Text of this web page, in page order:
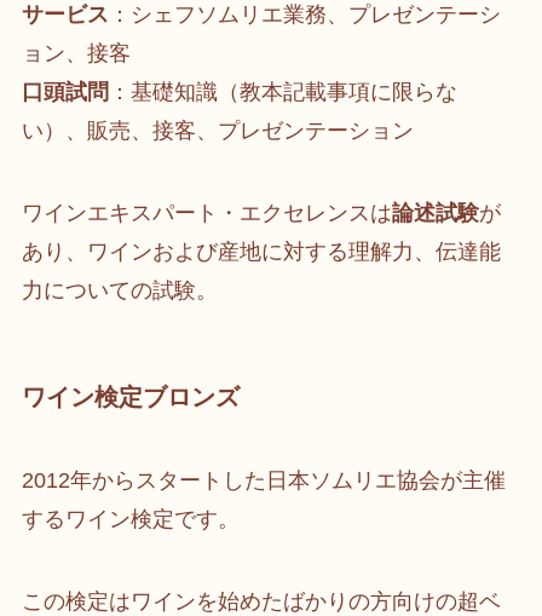
サービス ：シェフソムリエ業務、プレゼンテーシ
ョン、接客
口頭試問 ：基礎知識（教本記載事項に限らな
い）、販売、接客、プレゼンテーション
ワインエキスパート・エクセレンスは論述試験が
あり、ワインおよび産地に対する理解力、伝達能
力についての試験。
ワイン検定ブロンズ
2012年からスタートした日本ソムリエ協会が主催
するワイン検定です。
この検定はワインを始めたばかりの方向けの超ベ